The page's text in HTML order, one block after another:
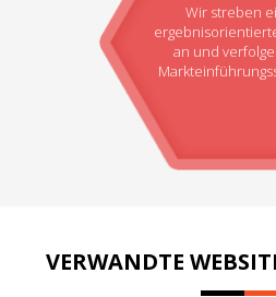
Wir streben
an und
VERWANDTE